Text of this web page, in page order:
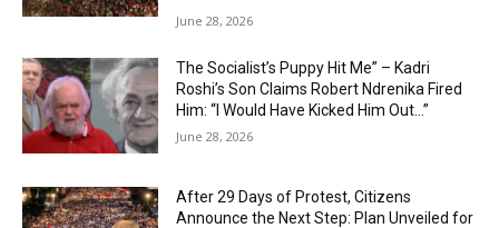
June 28, 2026
The Socialist’s Puppy Hit Me” – Kadri
Roshi’s Son Claims Robert Ndrenika Fired
Him: “I Would Have Kicked Him Out…”
June 28, 2026
After 29 Days of Protest, Citizens
Announce the Next Step: Plan Unveiled for